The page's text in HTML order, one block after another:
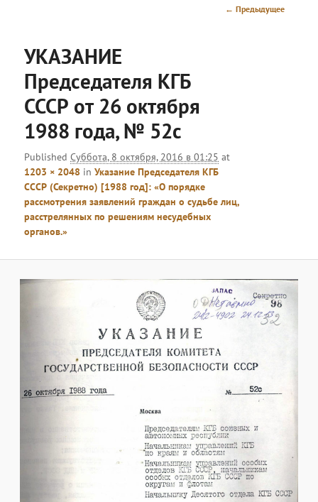
Навигация
← Предыдущее
УКАЗАНИЕ
Председателя КГБ
СССР от 26 октября
1988 года, № 52с
PublishedСуббота, 8 октября, 2016 в 01:25 at
1203 × 2048 inУказание Председателя КГБ
СССР (Секретно) [1988 год]: «О порядке
рассмотрения заявлений граждан о судьбе лиц,
расстрелянных по решениям несудебных
органов.»